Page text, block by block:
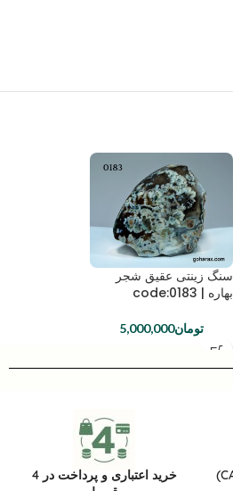
سنگ زینتی عقیق شجر
بهاره | code:0183
تومان5,000,000
خرید اعتباری و پرداخت در 4